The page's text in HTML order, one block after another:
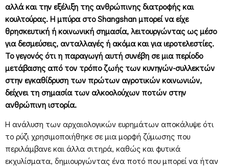
αλλά και την εξέλιξη της ανθρώπινης διατροφής και
κουλτούρας. Η μπύρα στο Shangshan μπορεί να είχε
θρησκευτική ή κοινωνική σημασία, λειτουργώντας ως μέσο
για δεσμεύσεις, ανταλλαγές ή ακόμα και για ιεροτελεστίες.
Το γεγονός ότι η παραγωγή αυτή συνέβη σε μια περίοδο
μετάβασης από τον τρόπο ζωής των κυνηγών-συλλεκτών
στην εγκαθίδρυση των πρώτων αγροτικών κοινωνιών,
δείχνει τη σημασία των αλκοολούχων ποτών στην
ανθρώπινη ιστορία.
Η ανάλυση των αρχαιολογικών ευρημάτων αποκάλυψε ότι
το ρύζι χρησιμοποιήθηκε σε μια μορφή ζύμωσης που
περιλάμβανε και άλλα σιτηρά, καθώς και φυτικά
εκχυλίσματα, δημιουργώντας ένα ποτό που μπορεί να ήταν